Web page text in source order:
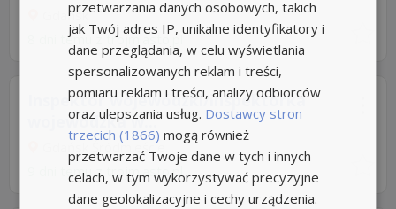
Gdańsk
8 dni temu z trojmiasto.pl
Inspektor wojewódzki/inspektorka
wojewódzka w...
Gdańsk Śródmieście
9 dni temu z trojmiasto.pl
przetwarzania danych osobowych, takich
jak Twój adres IP, unikalne identyfikatory i
dane przeglądania, w celu wyświetlania
spersonalizowanych reklam i treści,
pomiaru reklam i treści, analizy odbiorców
oraz ulepszania usług. Dostawcy stron
trzecich (1866) mogą również
przetwarzać Twoje dane w tych i innych
celach, w tym wykorzystywać precyzyjne
dane geolokalizacyjne i cechy urządzenia.